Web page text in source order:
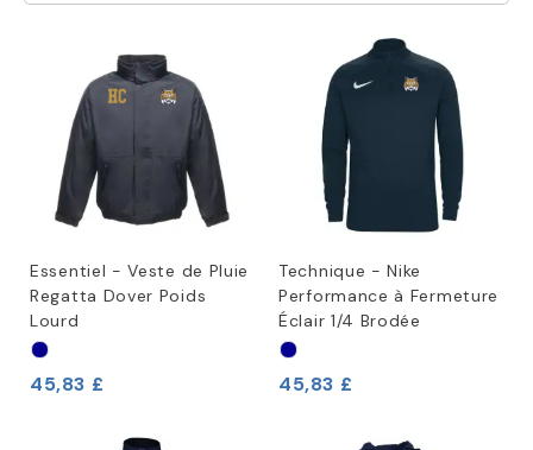
Essentiel - Veste de Pluie
Regatta Dover Poids
Lourd
45,83 £
Technique - Nike
Performance à Fermeture
Éclair 1/4 Brodée
45,83 £